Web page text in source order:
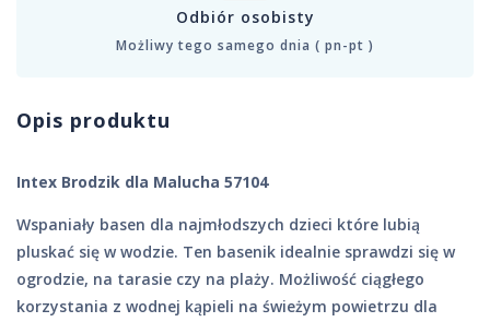
Odbiór osobisty
Możliwy tego samego dnia ( pn-pt )
Opis produktu
Intex Brodzik dla Malucha 57104
Wspaniały basen dla najmłodszych dzieci które lubią
pluskać się w wodzie. Ten basenik idealnie sprawdzi się w
ogrodzie, na tarasie czy na plaży. Możliwość ciągłego
korzystania z wodnej kąpieli na świeżym powietrzu dla